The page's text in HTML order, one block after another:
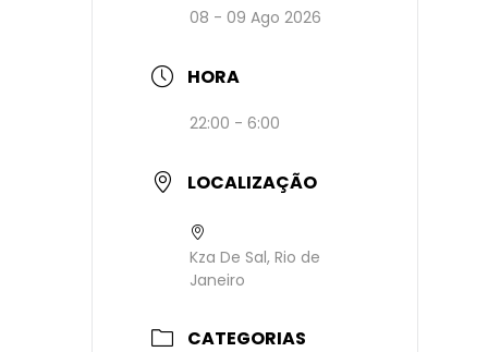
08 - 09 Ago 2026
HORA
22:00 - 6:00
LOCALIZAÇÃO
Kza De Sal, Rio de
Janeiro
CATEGORIAS